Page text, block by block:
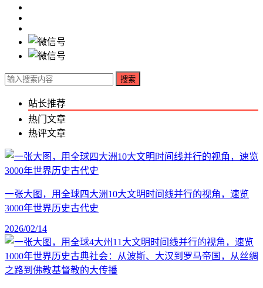
搜索
站长推荐
热门文章
热评文章
一张大图，用全球四大洲10大文明时间线并行的视角，速览
3000年世界历史古代史
2026/02/14